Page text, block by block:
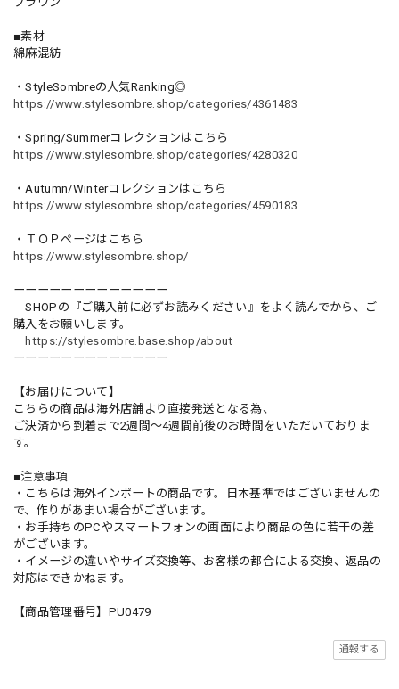
■素材
綿麻混紡
・StyleSombreの人気Ranking◎
https://www.stylesombre.shop/categories/4361483
・Spring/Summerコレクションはこちら
https://www.stylesombre.shop/categories/4280320
・Autumn/Winterコレクションはこちら
https://www.stylesombre.shop/categories/4590183
・ＴＯＰページはこちら
https://www.stylesombre.shop/
ーーーーーーーーーーーーー
SHOPの『ご購入前に必ずお読みください』をよく読んでから、ご
購入をお願いします。
https://stylesombre.base.shop/about
ーーーーーーーーーーーーー
【お届けについて】
こちらの商品は海外店舗より直接発送となる為、
ご決済から到着まで2週間〜4週間前後のお時間をいただいておりま
す。
■注意事項
・こちらは海外インポートの商品です。日本基準ではございませんの
で、作りがあまい場合がございます。
・お手持ちのPCやスマートフォンの画面により商品の色に若干の差
がございます。
・イメージの違いやサイズ交換等、お客様の都合による交換、返品の
対応はできかねます。
【商品管理番号】PU0479
通報する